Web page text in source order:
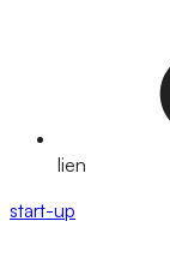
lien
start-up